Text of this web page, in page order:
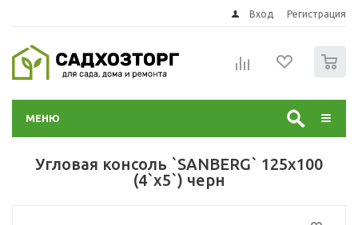
Вход Регистрация
МЕНЮ
Угловая консоль `SANBERG` 125х100
(4`х5`) черн